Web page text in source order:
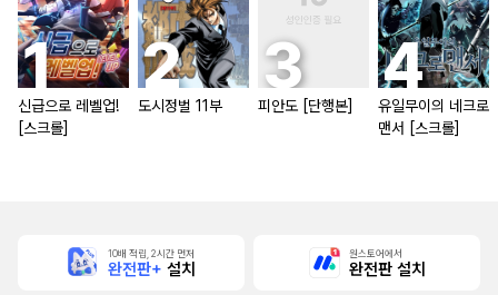
신급으로 레벨업!
[스크롤]
도시정벌 11부 피안도 [단행본]
유일무이의 네크로
맨서 [스크롤]
10배 적립, 2시간 먼저
완전판+ 설치
원스토어에서
완전판 설치